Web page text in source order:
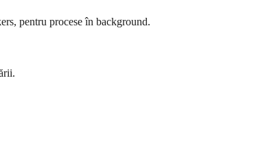
pentru procese în background.